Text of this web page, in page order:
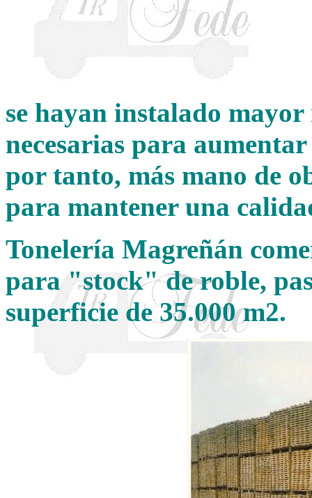
se hayan instalado
necesarias para
por tanto, más mano de
para mantener una
Tonelería Magreñán
para "stock" de roble,
superficie de 35.000 m2.